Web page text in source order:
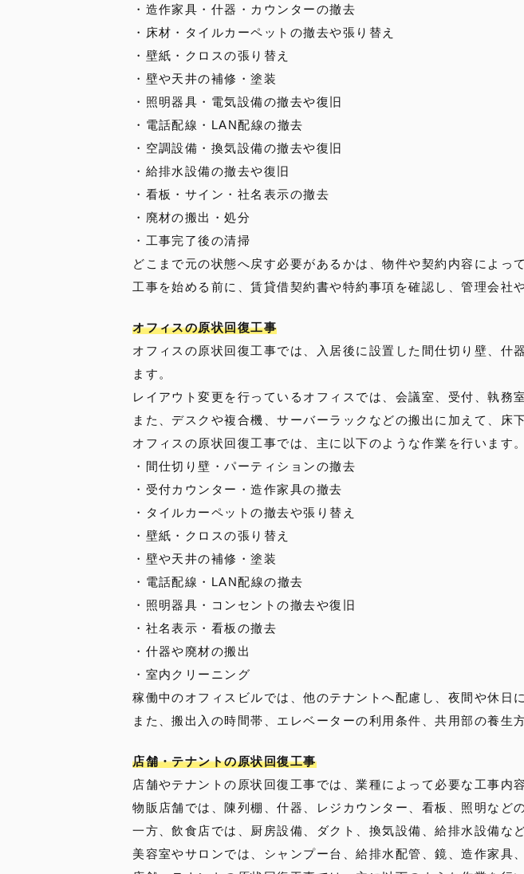
・造作家具・什器・カウンターの撤去
・床材・タイルカーペットの撤去や張り替え
・壁紙・クロスの張り替え
・壁や天井の補修・塗装
・照明器具・電気設備の撤去や復旧
・電話配線・LAN配線の撤去
・空調設備・換気設備の撤去や復旧
・給排水設備の撤去や復旧
・看板・サイン・社名表示の撤去
・廃材の搬出・処分
・工事完了後の清掃
どこまで元の状態へ戻す必要があるかは、物件や契約内容によっ
工事を始める前に、賃貸借契約書や特約事項を確認し、管理会社
オフィスの原状回復工事
オフィスの原状回復工事では、入居後に設置した間仕切り壁、什
ます。
レイアウト変更を行っているオフィスでは、会議室、受付、執務
また、デスクや複合機、サーバーラックなどの搬出に加えて、床
オフィスの原状回復工事では、主に以下のような作業を行います。
・間仕切り壁・パーティションの撤去
・受付カウンター・造作家具の撤去
・タイルカーペットの撤去や張り替え
・壁紙・クロスの張り替え
・壁や天井の補修・塗装
・電話配線・LAN配線の撤去
・照明器具・コンセントの撤去や復旧
・社名表示・看板の撤去
・什器や廃材の搬出
・室内クリーニング
稼働中のオフィスビルでは、他のテナントへ配慮し、夜間や休日
また、搬出入の時間帯、エレベーターの利用条件、共用部の養生
店舗・テナントの原状回復工事
店舗やテナントの原状回復工事では、業種によって必要な工事内
物販店舗では、陳列棚、什器、レジカウンター、看板、照明など
一方、飲食店では、厨房設備、ダクト、換気設備、給排水設備な
美容室やサロンでは、シャンプー台、給排水配管、鏡、造作家具